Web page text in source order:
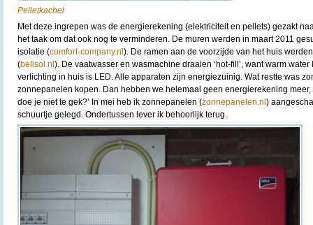
Pelletkachel
Met deze ingrepen was de energierekening (elektriciteit en pellets) gezakt
het taak om dat ook nog te verminderen. De muren werden in maart 2011
isolatie (comfort-company.nl ). De ramen aan de voorzijde van het huis
(belisol.nl ). De vaatwasser en wasmachine draaien ‘hot-fill’, want warm
verlichting in huis is LED. Alle apparaten zijn energiezuinig. Wat restte was
zonnepanelen kopen. Dan hebben we helemaal geen energierekening meer,
doe je niet te gek?’ In mei heb ik zonnepanelen (zonnepanelen.nl )
schuurtje gelegd. Ondertussen lever ik behoorlijk terug.